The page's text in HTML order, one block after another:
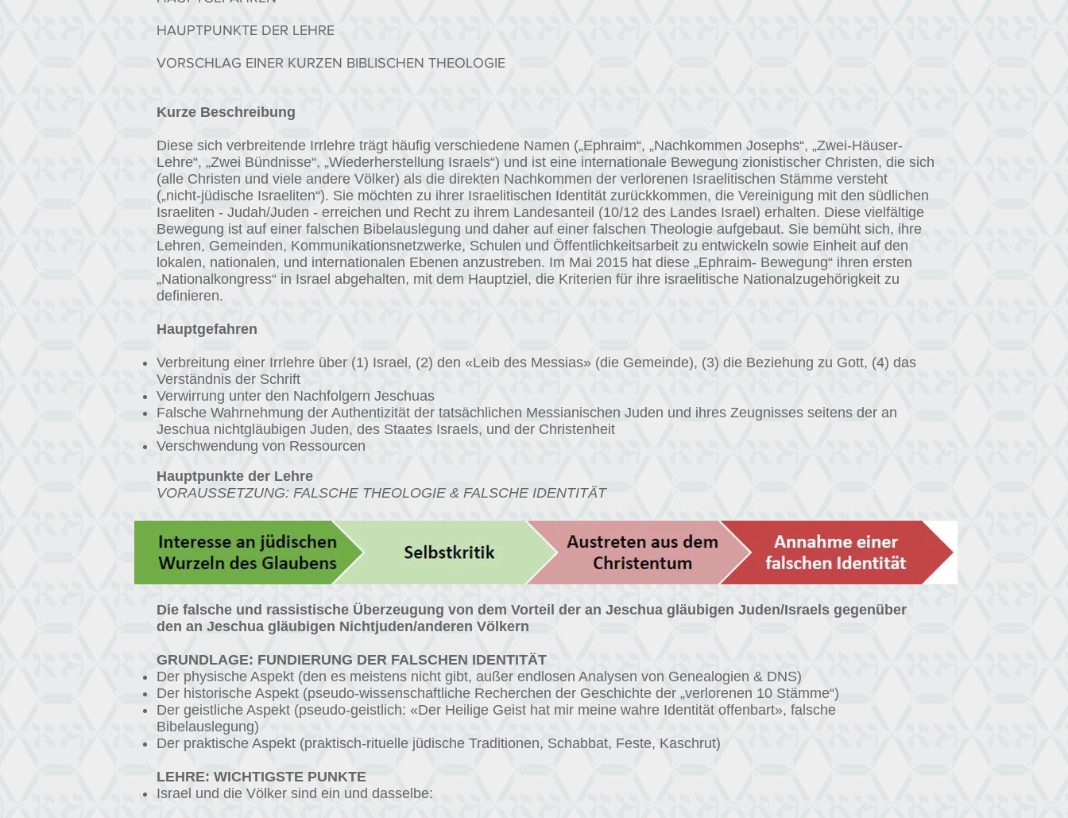
HAUPTPUNKTE DER LEHRE
VORSCHLAG EINER KURZEN BIBLISCHEN THEOLOGIE
Kurze Beschreibung
Diese sich verbreitende Irrlehre trägt häufig verschiedene Namen („Ephraim“, „Nachkommen Josephs“, „Zwei-Häuser-
Lehre“, „Zwei Bündnisse“, „Wiederherstellung Israels“) und ist eine internationale Bewegung zionistischer Christen, die sich
(alle Christen und viele andere Völker) als die direkten Nachkommen der verlorenen Israelitischen Stämme versteht
(„nicht-jüdische Israeliten“). Sie möchten zu ihrer Israelitischen Identität zurückkommen, die Vereinigung mit den südlichen
Israeliten - Judah/Juden - erreichen und Recht zu ihrem Landesanteil (10/12 des Landes Israel) erhalten. Diese vielfältige
Bewegung ist auf einer falschen Bibelauslegung und daher auf einer falschen Theologie aufgebaut. Sie bemüht sich, ihre
Lehren, Gemeinden, Kommunikationsnetzwerke, Schulen und Öffentlichkeitsarbeit zu entwickeln sowie Einheit auf den
lokalen, nationalen, und internationalen Ebenen anzustreben. Im Mai 2015 hat diese „Ephraim- Bewegung“ ihren ersten
„Nationalkongress“ in Israel abgehalten, mit dem Hauptziel, die Kriterien für ihre israelitische Nationalzugehörigkeit zu
definieren.
Hauptgefahren
Verbreitung einer Irrlehre über (1) Israel, (2) den «Leib des Messias» (die Gemeinde), (3) die Beziehung zu Gott, (4) das
Verständnis der Schrift
Verwirrung unter den Nachfolgern Jeschuas
Falsche Wahrnehmung der Authentizität der tatsächlichen Messianischen Juden und ihres Zeugnisses seitens der an
Jeschua nichtgläubigen Juden, des Staates Israels, und der Christenheit
Verschwendung von Ressourcen
Hauptpunkte der Lehre
VORAUSSETZUNG: FALSCHE THEOLOGIE & FALSCHE IDENTITÄT
Die falsche und rassistische Überzeugung von dem Vorteil der an Jeschua gläubigen Juden/Israels gegenüber
den an Jeschua gläubigen Nichtjuden/anderen Völkern
GRUNDLAGE: FUNDIERUNG DER FALSCHEN IDENTITÄT
Der physische Aspekt (den es meistens nicht gibt, außer endlosen Analysen von Genealogien & DNS)
Der historische Aspekt (pseudo-wissenschaftliche Recherchen der Geschichte der „verlorenen 10 Stämme“)
Der geistliche Aspekt (pseudo-geistlich: «Der Heilige Geist hat mir meine wahre Identität offenbart», falsche
Bibelauslegung)
Der praktische Aspekt (praktisch-rituelle jüdische Traditionen, Schabbat, Feste, Kaschrut)
LEHRE: WICHTIGSTE PUNKTE
Israel und die Völker sind ein und dasselbe: